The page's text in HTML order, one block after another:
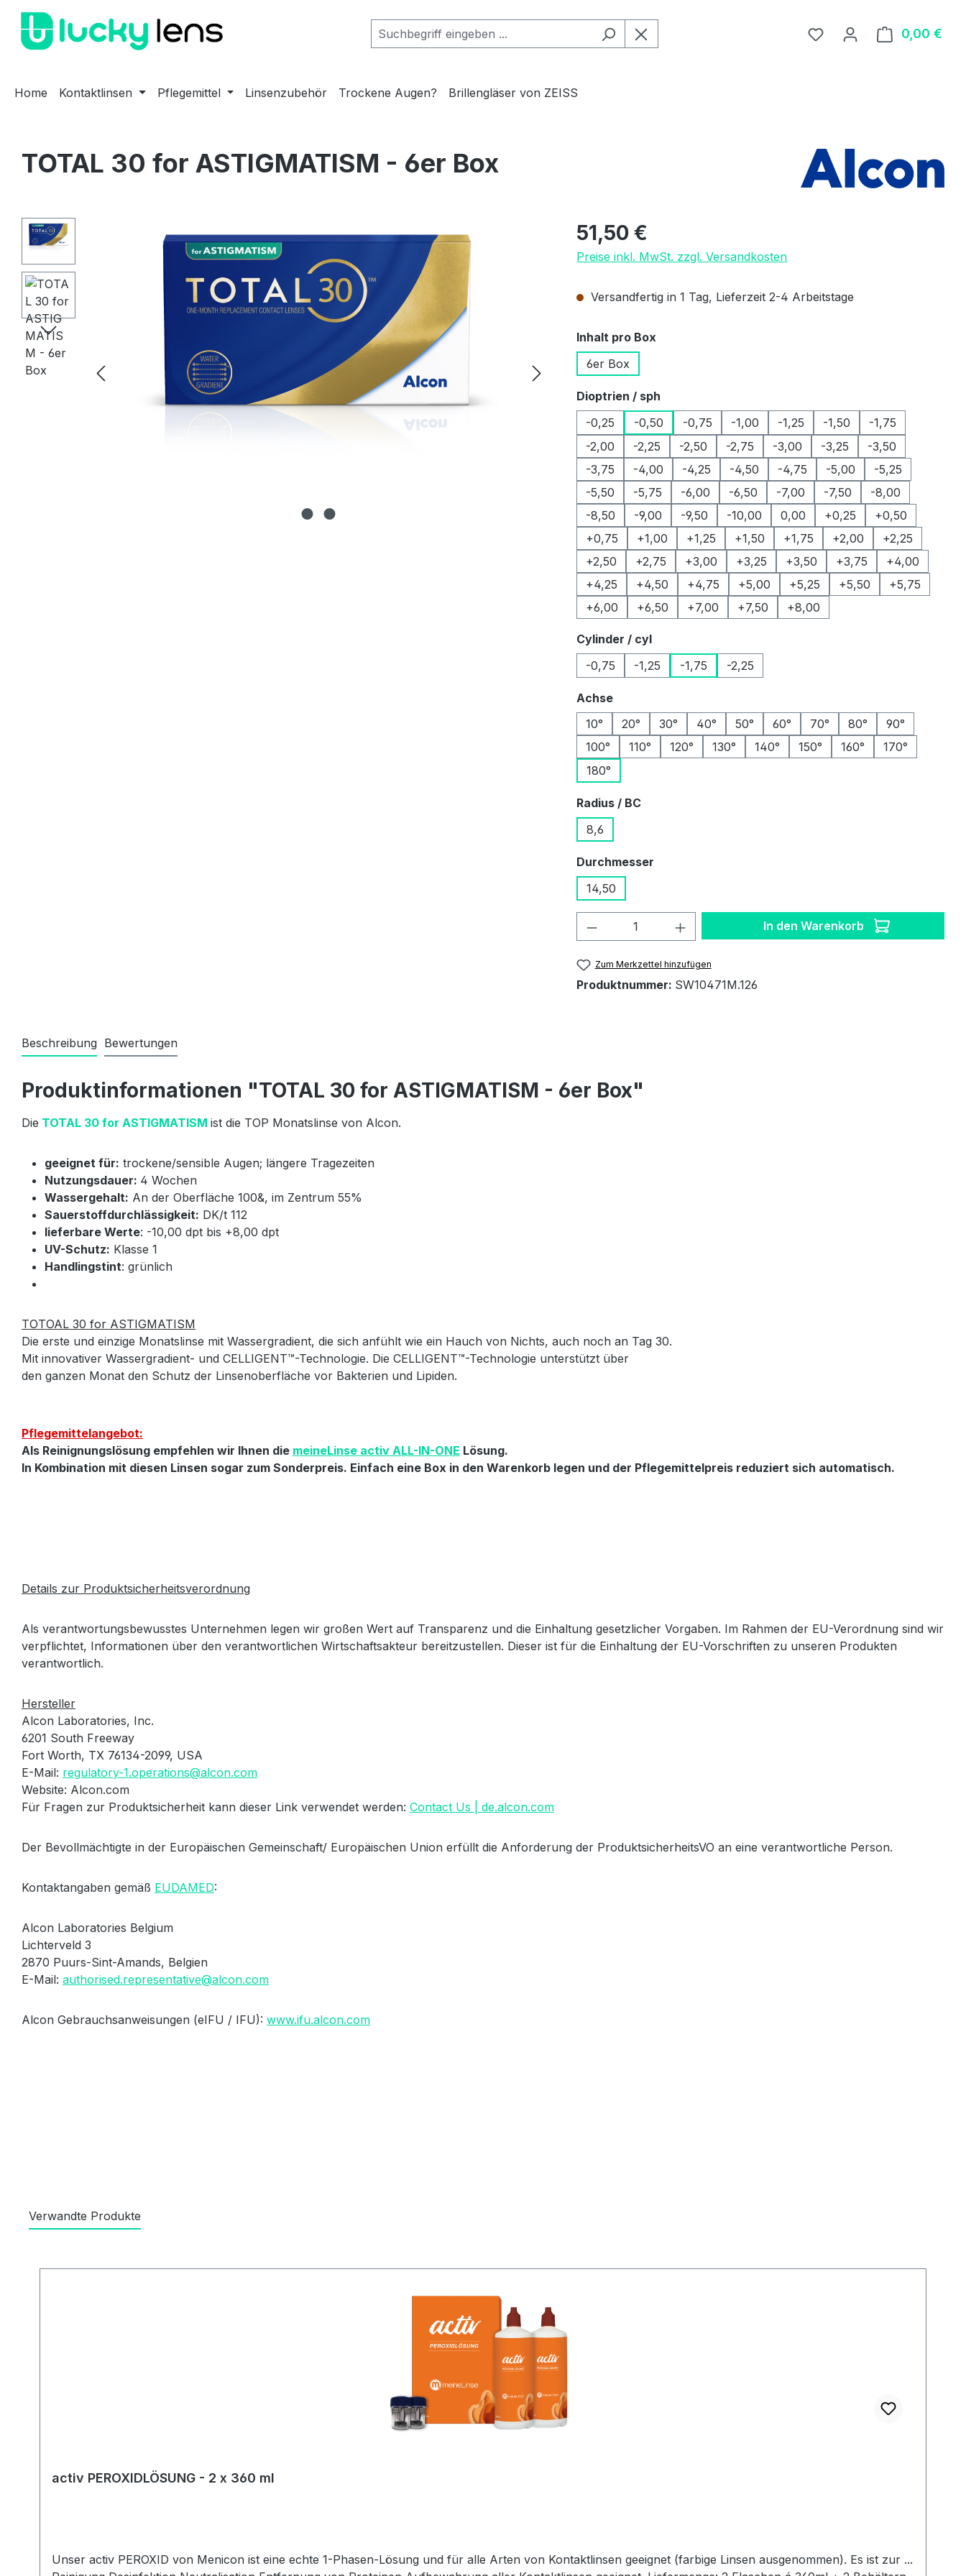
Hauptinhalt springen
Zur Suche springen
Zur Hauptnavigation springen
0,00 €
Home Kontaktlinsen Pflegemittel Linsenzubehör Trockene Augen? Brillengläser von ZEISS
TOTAL 30 for ASTIGMATISM - 6er Box
Bildergalerie überspringen Regulärer Preis:
51,50 €
Preise inkl. MwSt. zzgl. Versandkosten
Versandfertig in 1 Tag, Lieferzeit 2-4 Arbeitstage
Inhalt pro Box
6er Box
Dioptrien / sph
-0,25
-0,50 -0,75 -1,00 -1,25 -1,50
-1,75
-2,00
-2,25 -2,50 -2,75 -3,00 -3,25
-3,50
-3,75
-4,00 -4,25 -4,50 -4,75 -5,00
-5,25
-5,50
-5,75 -6,00 -6,50 -7,00 -7,50
-8,00
-8,50
-9,00 -9,50 -10,00 0,00 +0,25
+0,50
+0,75
+1,00 +1,25 +1,50 +1,75 +2,00
+2,25
+2,50
+2,75 +3,00 +3,25 +3,50 +3,75
+4,00
+4,25
+4,50 +4,75 +5,00 +5,25 +5,50
+5,75
+6,00
+6,50 +7,00 +7,50 +8,00
Cylinder / cylauswählen
-0,75
-1,25 -1,75 -2,25
Achseauswählen
10°
20° 30° 40° 50° 60° 70° 80°
90°
100°
110° 120° 130° 140° 150° 160°
170°
180°
Radius / BCauswählen
8,6
Durchmesser
14,50
Produkt Anzahl: Gib den gewünschten Wert
In den Warenkorb
Zum Merkzettel hinzufügen
Produktnummer: SW10471M.126
Beschreibung Bewertungen
Produktinformationen "TOTAL 30 for ASTIGMATISM - 6er Box"
Die TOTAL 30 for ASTIGMATISM ist die TOP Monatslinse von Alcon.
geeignet für: trockene/sensible Augen; längere Tragezeiten
Nutzungsdauer: 4 Wochen
Wassergehalt: An der Oberfläche 100&, im Zentrum 55%
Sauerstoffdurchlässigkeit: DK/t 112
lieferbare Werte: -10,00 dpt bis +8,00 dpt
UV-Schutz: Klasse 1
Handlingstint: grünlich
TOTOAL 30 for ASTIGMATISM
Die erste und einzige Monatslinse mit Wassergradient, die sich anfühlt wie ein Hauch von Nichts, auch noch an Tag 30.
Mit innovativer Wassergradient- und CELLIGENT™-Technologie. Die CELLIGENT™-Technologie unterstützt über
den ganzen Monat den Schutz der Linsenoberfläche vor Bakterien und Lipiden.
Pflegemittelangebot:
Als Reinignungslösung empfehlen wir Ihnen die meineLinse activ ALL-IN-ONE Lösung.
In Kombination mit diesen Linsen sogar zum Sonderpreis. Einfach eine Box in den Warenkorb legen und der Pflegemittelpreis reduziert sich automatisch.
Details zur Produktsicherheitsverordnung
Als verantwortungsbewusstes Unternehmen legen wir großen Wert auf Transparenz und die Einhaltung gesetzlicher Vorgaben. Im Rahmen der EU-Verordnung sind wir
verpflichtet, Informationen über den verantwortlichen Wirtschaftsakteur bereitzustellen. Dieser ist für die Einhaltung der EU-Vorschriften zu unseren Produkten
verantwortlich.
Hersteller
Alcon Laboratories, Inc.
6201 South Freeway
Fort Worth, TX 76134-2099, USA
E-Mail: regulatory-1.operations@alcon.com
Website: Alcon.com
Für Fragen zur Produktsicherheit kann dieser Link verwendet werden: Contact Us | de.alcon.com
Der Bevollmächtigte in der Europäischen Gemeinschaft/ Europäischen Union erfüllt die Anforderung der ProduktsicherheitsVO an eine verantwortliche Person.
Kontaktangaben gemäß EUDAMED:
Alcon Laboratories Belgium
Lichterveld 3
2870 Puurs-Sint-Amands, Belgien
E-Mail: authorised.representative@alcon.com
Alcon Gebrauchsanweisungen (eIFU / IFU): www.ifu.alcon.com
Verwandte Produkte
activ PEROXIDLÖSUNG - 2 x 360 ml
Unser activ PEROXID von Menicon ist eine echte 1-Phasen-Lösung und für alle Arten von Kontaktlinsen geeignet (farbige Linsen ausgenommen). Es ist zur ...